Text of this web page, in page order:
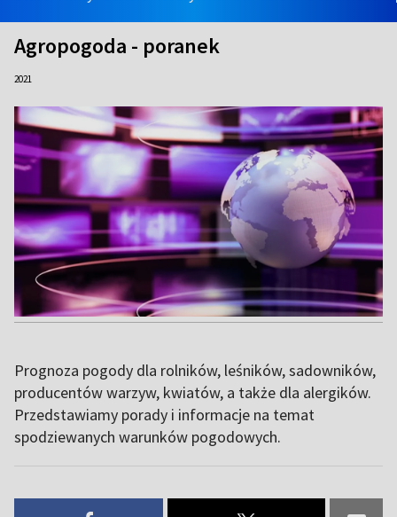
Agropogoda - poranek
2021
Prognoza pogody dla rolników, leśników, sadowników,
producentów warzyw, kwiatów, a także dla alergików.
Przedstawiamy porady i informacje na temat
spodziewanych warunków pogodowych.